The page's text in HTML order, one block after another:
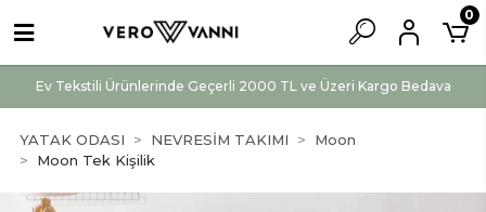
Ev Tekstili Ürünlerinde Geçerli 2000 TL ve Üzeri Kargo Bedava
0
YATAK ODASI NEVRESİM TAKIMI
Moon
Moon Tek Kişilik